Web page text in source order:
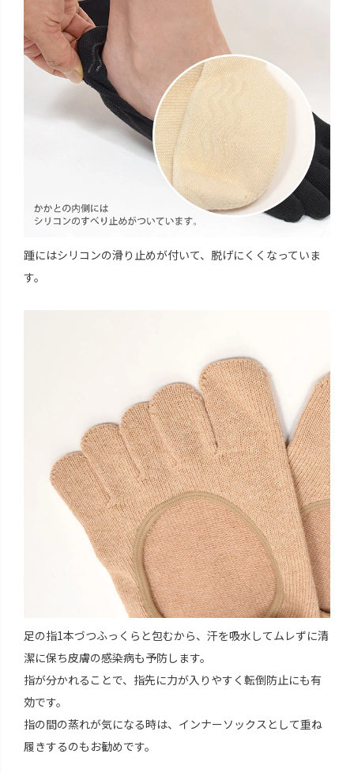
踵にはシリコンの滑り止めが付いて、脱げにくくなっていま
す。
足の指1本づつふっくらと包むから、汗を吸水してムレずに清
潔に保ち皮膚の感染病も予防します。
指が分かれることで、指先に力が入りやすく転倒防止にも有
効です。
指の間の蒸れが気になる時は、インナーソックスとして重ね
履きするのもお勧めです。